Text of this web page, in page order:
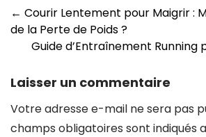
Navigation
des
← Courir Lentement pour Maigrir :
de la Perte de Poids ?
Guide d’Entraînement Running
Laisser un commentaire
Votre adresse e-mail ne sera pas
champs obligatoires sont indiqués